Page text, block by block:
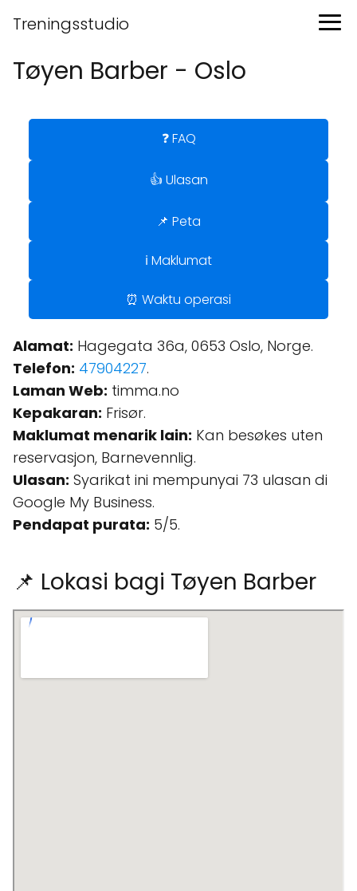
Treningsstudio
Tøyen Barber - Oslo
❓ FAQ
👍 Ulasan
📌 Peta
ℹ️ Maklumat
⏰ Waktu operasi
Alamat: Hagegata 36a, 0653 Oslo, Norge.
Telefon: 47904227.
Laman Web: timma.no
Kepakaran: Frisør.
Maklumat menarik lain: Kan besøkes uten
reservasjon, Barnevennlig.
Ulasan: Syarikat ini mempunyai 73 ulasan di
Google My Business.
Pendapat purata: 5/5.
📌 Lokasi bagi Tøyen Barber